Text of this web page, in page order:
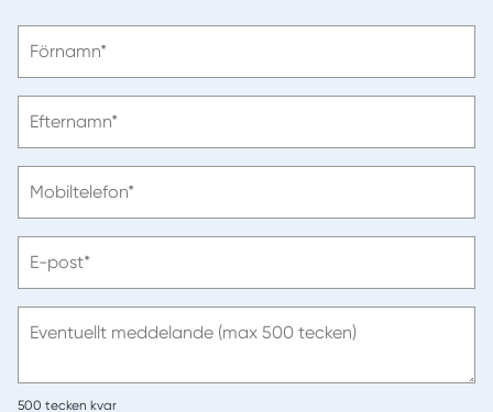
ange
Förnamn*
ange
Efternamn*
ange
Mobiltelefon*
ange
post
E-post*
Eventuellt meddelande (max 500 tecken)
500 tecken kvar